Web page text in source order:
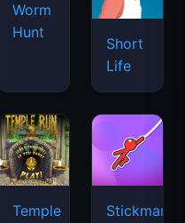
Worm
Hunt
Short
Life
Temple
Stickman